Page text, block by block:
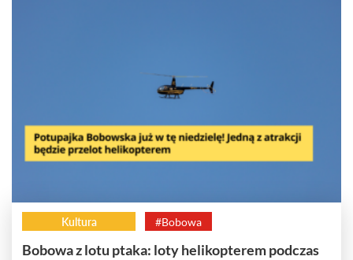
Kultura #Bobowa
Bobowa z lotu ptaka: loty helikopterem podczas